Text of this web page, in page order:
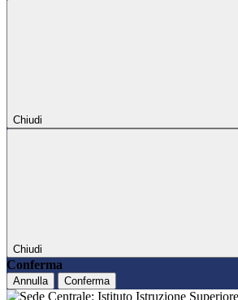
Chiudi
Chiudi
Conferma
Annulla Conferma